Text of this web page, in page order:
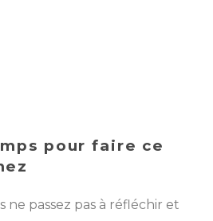
pour faire ce
ne passez pas à réfléchir et